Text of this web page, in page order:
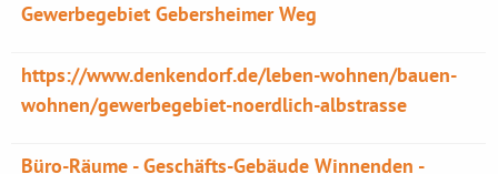
Gewerbegebiet Gebersheimer Weg
https://www.denkendorf.de/leben-wohnen/bauen-
wohnen/gewerbegebiet-noerdlich-albstrasse
Büro-Räume - Geschäfts-Gebäude Winnenden -